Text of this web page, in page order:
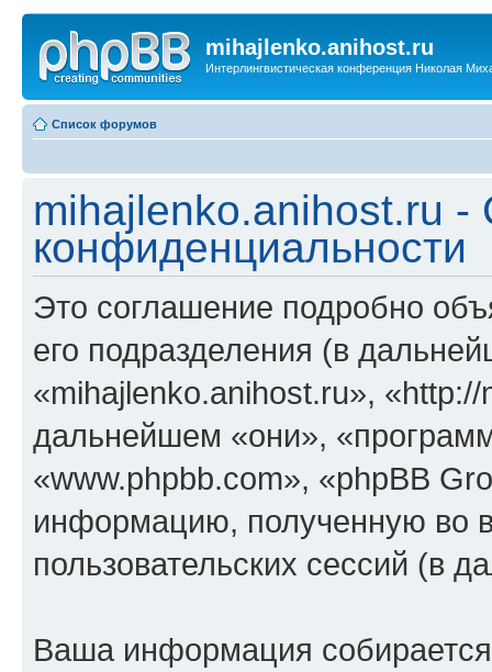
mihajlenko.anihost.ru
Интерлингвистическая конференция Николая
Список форумов
mihajlenko.anihost.ru -
конфиденциальности
Это соглашение подробно
его подразделения (в
«mihajlenko.anihost.ru»,
дальнейшем «они»,
«www.phpbb.com», «phpBB
информацию, полученную во
пользовательских сессий (в
Ваша информация